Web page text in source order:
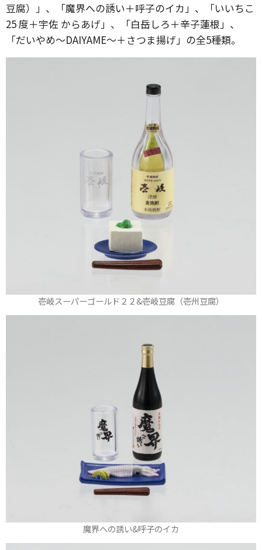
豆腐）」、「魔界への誘い＋呼子のイカ」、「いいちこ
25 度＋宇佐 からあげ」、「白岳しろ＋辛子蓮根」、
「だいやめ～DAIYAME～＋さつま揚げ」の全5種類。
壱岐スーパーゴールド２２&壱岐豆腐（壱州豆腐）
魔界への誘い&呼子のイカ